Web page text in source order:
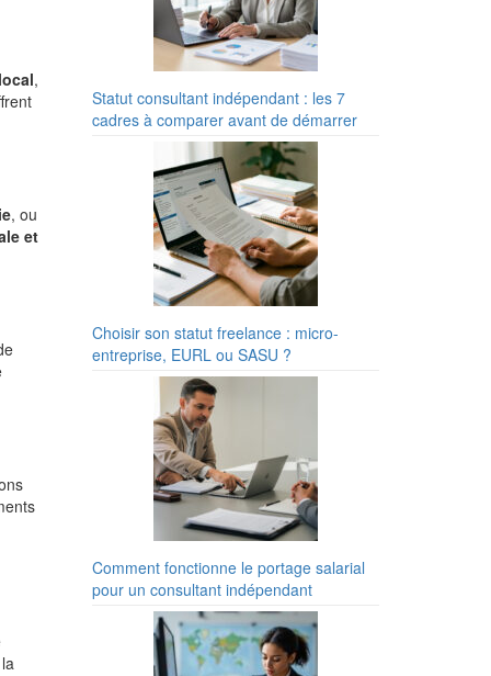
,
, ou
et
Statut consultant indépendant : les 7
cadres à comparer avant de démarrer
Choisir son statut freelance : micro-
entreprise, EURL ou SASU ?
Comment fonctionne le portage salarial
pour un consultant indépendant